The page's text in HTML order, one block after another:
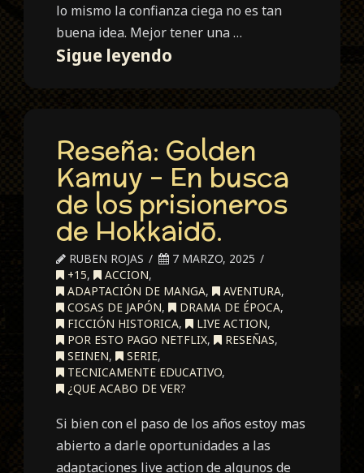
lo mismo la confianza ciega no es tan
buena idea. Mejor tener una …
Sigue leyendo
Bloom
Rage
Reseña: Golden
Kamuy – En busca
de los prisioneros
de Hokkaidō.
RUBEN ROJAS
7 MARZO, 2025
+15, ACCION,
ADAPTACIÓN DE MANGA, AVENTURA,
COSAS DE JAPÓN, DRAMA DE ÉPOCA,
FICCIÓN HISTORICA, LIVE ACTION,
POR ESTO PAGO NETFLIX, RESEÑAS,
SEINEN, SERIE,
TECNICAMENTE EDUCATIVO,
¿QUE ACABO DE VER?
Si bien con el paso de los años estoy mas
abierto a darle oportunidades a las
adaptaciones live action de algunos de